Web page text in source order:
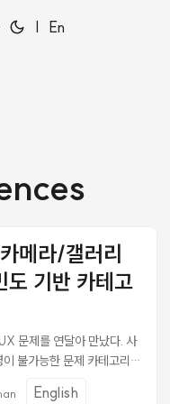
| En
메라/갤러리
기반 카테고
문제를 연달아 만났다. 사
불가능한 문제 카테고리가
관성이 떨어지는 문제 각
English